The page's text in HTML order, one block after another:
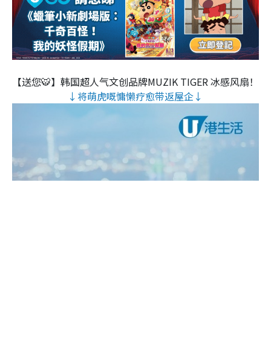
【送您🐯】韩国超人气文创品牌MUZIK TIGER 冰感风扇！
↓将萌虎嘅慵懒疗愈带返屋企↓